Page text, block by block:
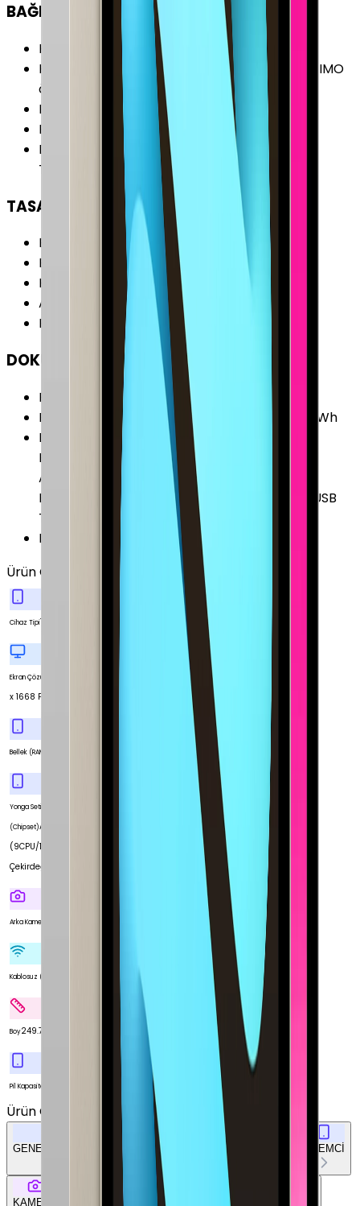
BAĞLANTILAR
Kablosuz (Wi-Fi)
Var
Kablosuz Özellikleri : Dual-Band (5GHz) 2x2 MIMO
özellikli Wi-Fi 6E (802.11ax)
Bluetooth
Var
Bluetooth Versiyonu :
Diğer Bağlantılar
iBeacon (Mikro Lokasyon)
Thunderbolt 4 (USB 4)
TASARIM
Boy
En
Kalınlık
5.3 mm
Ağırlık
444 gr
Renk Seçenekleri
Siyah Gümüş
DOKÜMAN & DİĞER
Pil Kapasitesi : 8340 mAh
Pil Özellikleri
Lityum Polimer Yerleşik Pil 31.29 Wh
Diğer Özellikler
İvme Ölçer Barometre Dijital
Pusula Face ID Sensörü FaceTime Görüntülü
Arama FaceTime Sesli Arama Jiroskop (Üç
Eksenli) LiDAR Scanner Ortam Işığı Sensörü USB
Tip-C ile Şarj 4 Adet Hoparlör
Duyurulma Tarihi
2024, Mayıs
Ürün Özellikleri
Tümünü Gör
Cihaz TipiTablet
Ekran Çözünürlüğü
x 1668 Piksel
Bellek (RAM)
Yonga Seti
(Chipset)Apple M4 Çip
(9CPU/10GPU
Çekirdeği)
Arka Kamera
Kablosuz (Wi-Fi)
Boy249.7 mm
Pil Kapasitesi
Ürün Özellikleri Tümünü Gör
GENEL ÖZELLİKLER EKRAN BELLEK & DEPOLAMA İŞLEMCİ
KAMERA BAĞLANTILAR TASARIM DOKÜMAN & DİĞER